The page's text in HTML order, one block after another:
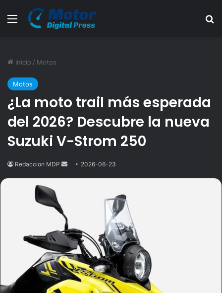
Menú
Inicio / Motos
Motos
¿La moto trail más esperada
del 2026? Descubre la nueva
Suzuki V-Strom 250
Redaccion MDP
Send2026-06-23